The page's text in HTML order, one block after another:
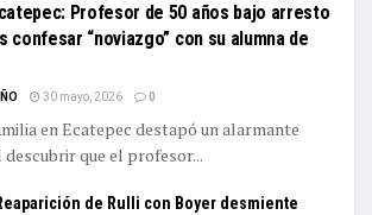
Profesor de 50 años bajo arresto
confesar “noviazgo” con su alumna de
30 mayo, 2026 0
en Ecatepec destapó un alarmante
descubrir que el profesor...
de Rulli con Boyer desmiente